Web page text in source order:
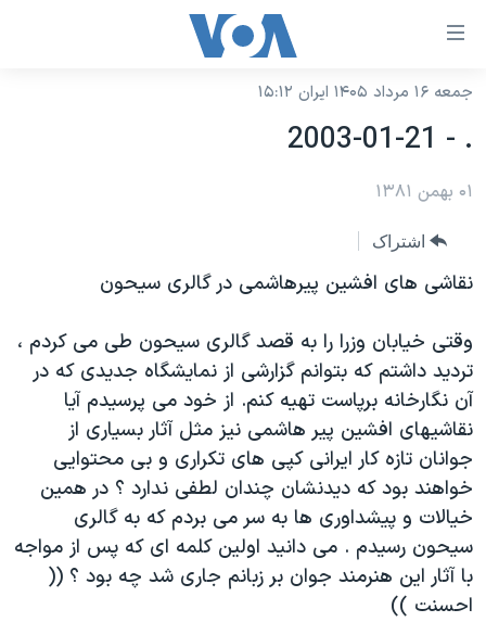
لینکهای
دسترسی
جهش
محتوای
جهش
به
اصلی
جهش
به
جستجو
نسخه سبک وب‌سایت
موضوع ها
ایران
آمریکا
ورزشی
گزیده‌ها
ویژه برنامه‌ها
ویدیوها
فرهنگ و زندگی
حقوق شهروندی
اقتصادی
برنامه های تلویزیونی
جدول برنامه ها
جام جهانی ۲۰۲۶
عملیات خشم حماسی
۲۵۰سالگی آمریکا
بایگانی برنامه‌های تلویزیونی
مستندها
انتخابات ریاست جمهوری آمریکا ۲۰۲۴
حمله جمهوری اسلامی به اسرائیل
فرکانس‌های صدای آمریکا
پخش رادیویی
یادگیری زبان انگلیسی
دنبال کنید
جمعه ۱۶ مرداد ۱۴۰۵ ایران ۱۵:۱۲
. - 2003-01-21
۰۱ بهمن ۱۳۸۱
اشتراک
نقاشی های افشين پيرهاشمی در گالری سيحون
وقتی خيابان وزرا را به قصد گالری سيحون طی می كردم ،
ترديد داشتم كه بتوانم گزارشی از نمايشگاه جديدی كه در
آن نگارخانه برپاست تهيه كنم. از خود می پرسيدم آيا
نقاشيهای افشين پير هاشمی نيز مثل آثار بسياری از
جوانان تازه كار ايرانی كپی های تكراری و بی محتوايی
خواهند بود كه ديدنشان چندان لطفی ندارد ؟ در همين
خيالات و پيشداوری ها به سر می بردم كه به گالری
سيحون رسيدم . می دانيد اولين كلمه ای كه پس از مواجه
با آثار اين هنرمند جوان بر زبانم جاری شد چه بود ؟ ((
احسنت ))